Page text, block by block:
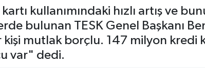
kullanımındaki hızlı artış ve
bulunan TESK Genel Başkanı
kişi mutlak borçlu. 147 milyon kredi
var" dedi.